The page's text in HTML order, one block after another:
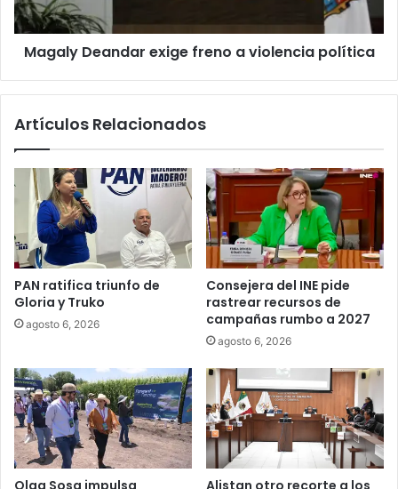
Magaly Deandar exige freno a violencia política
Artículos Relacionados
PAN ratifica triunfo de
Gloria y Truko
agosto 6, 2026
Consejera del INE pide
rastrear recursos de
campañas rumbo a 2027
agosto 6, 2026
Olga Sosa impulsa
Alistan otro recorte a los